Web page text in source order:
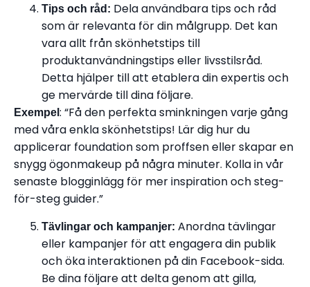
Tips och råd: Dela användbara tips och råd
som är relevanta för din målgrupp. Det kan
vara allt från skönhetstips till
produktanvändningstips eller livsstilsråd.
Detta hjälper till att etablera din expertis och
ge mervärde till dina följare.
Exempel : “Få den perfekta sminkningen varje gång
med våra enkla skönhetstips! Lär dig hur du
applicerar foundation som proffsen eller skapar en
snygg ögonmakeup på några minuter. Kolla in vår
senaste blogginlägg för mer inspiration och steg-
för-steg guider.”
Tävlingar och kampanjer: Anordna tävlingar
eller kampanjer för att engagera din publik
och öka interaktionen på din Facebook-sida.
Be dina följare att delta genom att gilla,